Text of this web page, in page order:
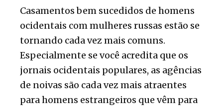
Casamentos bem sucedidos de homens
ocidentais com mulheres russas estão se
tornando cada vez mais comuns.
Especialmente se você acredita que os
jornais ocidentais populares, as agências
de noivas são cada vez mais atraentes
para homens estrangeiros que vêm para